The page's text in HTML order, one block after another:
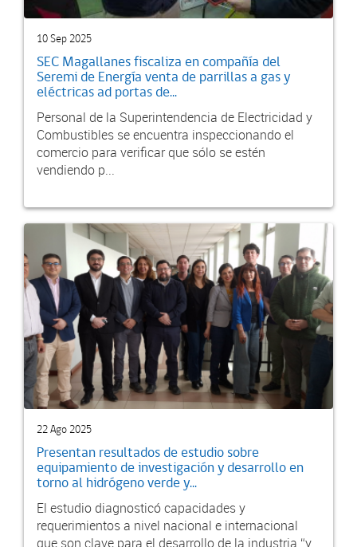
10 Sep 2025
SEC Magallanes fiscaliza en compañía del
Seremi de Energía venta de parrillas a gas y
eléctricas ad portas de...
Personal de la Superintendencia de Electricidad y
Combustibles se encuentra inspeccionando el
comercio para verificar que sólo se estén
vendiendo p...
22 Ago 2025
Presentan resultados de estudio sobre
equipamiento de investigación y desarrollo en
torno al hidrógeno verde y...
El estudio diagnosticó capacidades y
requerimientos a nivel nacional e internacional
que son clave para el desarrollo de la industria “y